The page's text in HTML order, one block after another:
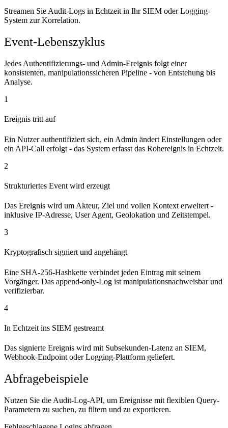
Streamen Sie Audit-Logs in Echtzeit in Ihr SIEM oder Logging-
System zur Korrelation.
Event-Lebenszyklus
Jedes Authentifizierungs- und Admin-Ereignis folgt einer
konsistenten, manipulationssicheren Pipeline - von Entstehung bis
Analyse.
1
Ereignis tritt auf
Ein Nutzer authentifiziert sich, ein Admin ändert Einstellungen oder
ein API-Call erfolgt - das System erfasst das Rohereignis in Echtzeit.
2
Strukturiertes Event wird erzeugt
Das Ereignis wird um Akteur, Ziel und vollen Kontext erweitert -
inklusive IP-Adresse, User Agent, Geolokation und Zeitstempel.
3
Kryptografisch signiert und angehängt
Eine SHA-256-Hashkette verbindet jeden Eintrag mit seinem
Vorgänger. Das append-only-Log ist manipulationsnachweisbar und
verifizierbar.
4
In Echtzeit ins SIEM gestreamt
Das signierte Ereignis wird mit Subsekunden-Latenz an SIEM,
Webhook-Endpoint oder Logging-Plattform geliefert.
Abfragebeispiele
Nutzen Sie die Audit-Log-API, um Ereignisse mit flexiblen Query-
Parametern zu suchen, zu filtern und zu exportieren.